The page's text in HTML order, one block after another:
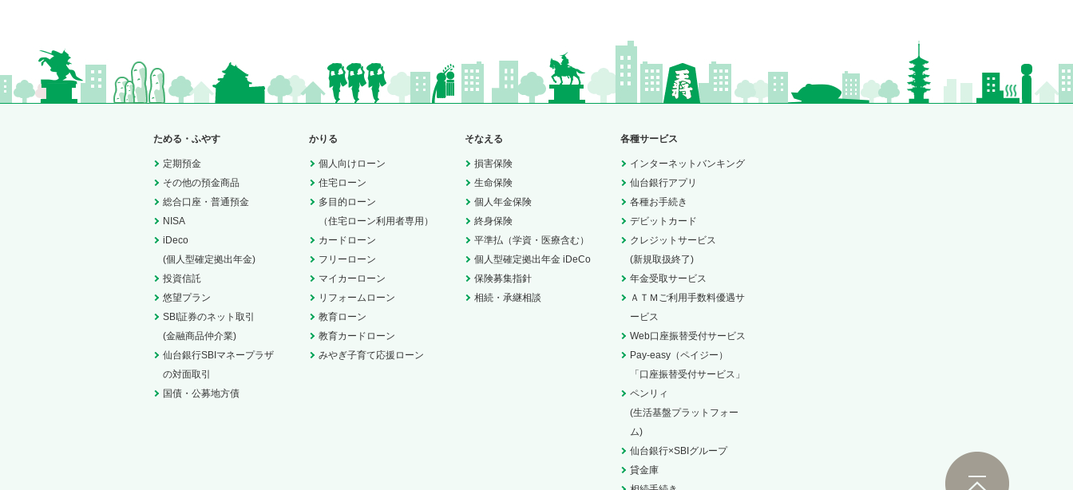
ためる・ふやす
定期預金
その他の預金商品
総合口座・普通預金
NISA
iDeco
(個人型確定拠出年金)
投資信託
悠望プラン
SBI証券のネット取引
(金融商品仲介業)
仙台銀行SBIマネープラザ
の対面取引
国債・公募地方債
かりる
個人向けローン
住宅ローン
多目的ローン
（住宅ローン利用者専用）
カードローン
フリーローン
マイカーローン
リフォームローン
教育ローン
教育カードローン
みやぎ子育て応援ローン
そなえる
損害保険
生命保険
個人年金保険
終身保険
平準払（学資・医療含む）
個人型確定拠出年金 iDeCo
保険募集指針
相続・承継相談
各種サービス
インターネットバンキング
仙台銀行アプリ
各種お手続き
デビットカード
クレジットサービス
(新規取扱終了)
年金受取サービス
ＡＴＭご利用手数料優遇サ
ービス
Web口座振替受付サービス
Pay-easy（ペイジー）
「口座振替受付サービス」
ペンリィ
(生活基盤プラットフォー
ム)
仙台銀行×SBIグループ
貸金庫